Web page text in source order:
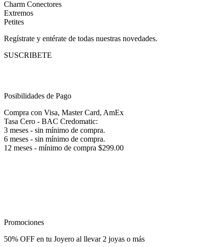
Charm Conectores
Extremos
Petites
Regístrate y entérate de todas nuestras novedades.
SUSCRIBETE
Posibilidades de Pago
Compra con Visa, Master Card, AmEx
Tasa Cero - BAC Credomatic:
3 meses - sin mínimo de compra.
6 meses - sin mínimo de compra.
12 meses - mínimo de compra $299.00
Promociones
50% OFF en tu Joyero al llevar 2 joyas o más